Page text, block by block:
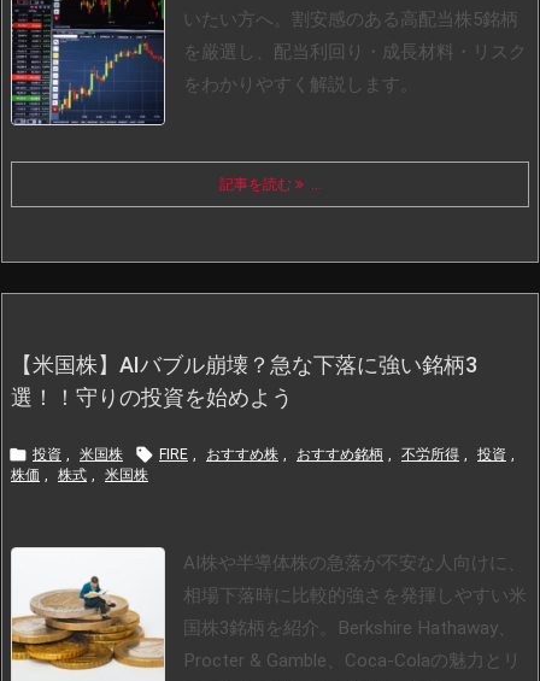
いたい方へ。割安感のある高配当株5銘柄
を厳選し、配当利回り・成長材料・リスク
をわかりやすく解説します。
記事を読む ...
【米国株】AIバブル崩壊？急な下落に強い銘柄3
選！！守りの投資を始めよう
 投資 , 米国株  FIRE , おすすめ株 , おすすめ銘柄 , 不労所得 , 投資 ,
株価 , 株式 , 米国株
AI株や半導体株の急落が不安な人向けに、
相場下落時に比較的強さを発揮しやすい米
国株3銘柄を紹介。Berkshire Hathaway、
Procter & Gamble、Coca-Colaの魅力とリ